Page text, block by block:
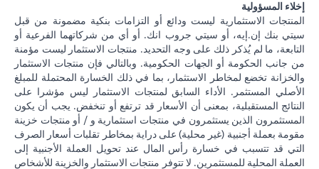
إخلاء المسؤولية
المنتجات الاستثمارية ليست ودائع أو التزامات بنكية مضمونة من قبل
سيتي بنك إن.إيه، أو سيتي جروب انك. أو أي من شركاتهما الفرعية أو
التابعة، ما لم يُذكر ذلك على وجه التحديد. منتجات الاستثمار ليست مؤمنة
من جانب الحكومة أو الجهات الحكومية. وبالتالي فإن منتجات الاستثمار
والخزانة تخضع لمخاطر الاستثمار، بما في ذلك الخسارة المحتملة للمبلغ
الأصلي المستثمر. الأداء السابق لمنتجات الاستثمار ليس مؤشرا على
النتائج المستقبلية، بمعنى أن الأسعار قد ترتفع أو تنخفض. يجب أن يكون
المستثمرون الذين يستثمرون في منتجات استثمارية و / أو منتجات خزينة
مقومة بعملة أجنبية (غير محلية) على دراية بمخاطر تقلبات أسعار الصرف
التي قد تتسبب في خسارة رأس المال عند تحويل العملة الأجنبية إلى
العملة المحلية للمستثمرين. لا تتوفر منتجات الاستثمار والخزينة للأشخاص